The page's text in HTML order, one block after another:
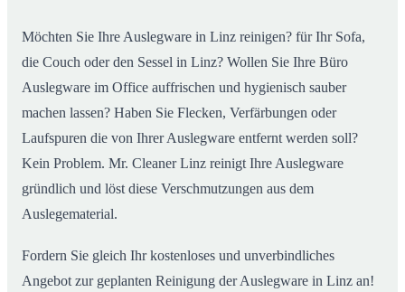
Möchten Sie Ihre Auslegware in Linz reinigen? für Ihr Sofa,
die Couch oder den Sessel in Linz? Wollen Sie Ihre Büro
Auslegware im Office auffrischen und hygienisch sauber
machen lassen? Haben Sie Flecken, Verfärbungen oder
Laufspuren die von Ihrer Auslegware entfernt werden soll?
Kein Problem. Mr. Cleaner Linz reinigt Ihre Auslegware
gründlich und löst diese Verschmutzungen aus dem
Auslegematerial.
Fordern Sie gleich Ihr kostenloses und unverbindliches
Angebot zur geplanten Reinigung der Auslegware in Linz an!